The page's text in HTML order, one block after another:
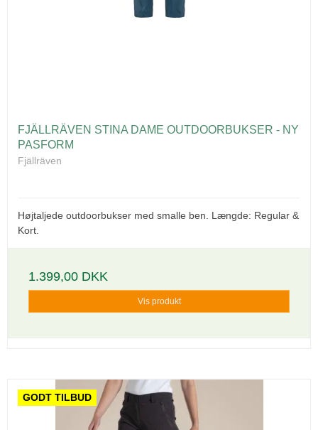
FJÄLLRÄVEN STINA DAME OUTDOORBUKSER - NY
PASFORM
Fjällräven
Højtaljede outdoorbukser med smalle ben. Længde: Regular &
Kort.
1.399,00 DKK
Vis produkt
GODT TILBUD